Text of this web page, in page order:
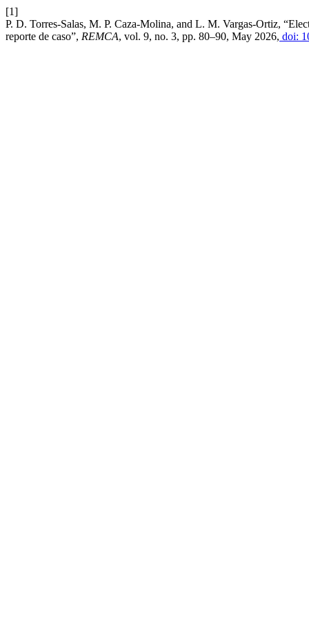
[1]
P. D. Torres-Salas, M. P. Caza-Molina, and L. M. Vargas-Ortiz,
reporte de caso”, REMCA, vol. 9, no. 3, pp. 80–90, May 2026, doi: